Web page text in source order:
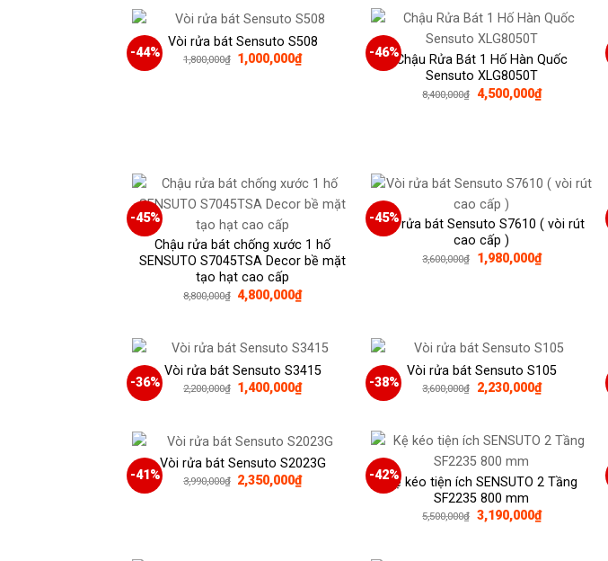
-44%
Vòi rửa bát Sensuto S508
1,800,000₫ Giá
gốc
1,000,000₫Giá
hiện
-46%Chậu Rửa Bát 1 Hố Hàn Quốc
Sensuto XLG8050T
8,400,000₫
Giá
gốc
4,500,000₫Giá
hiện
-45%
Chậu rửa bát chống xước 1 hố
SENSUTO S7045TSA Decor bề mặt
tạo hạt cao cấp
8,800,000₫ Giá
gốc
4,800,000₫Giá
hiện
4,800,000₫.
-45%
Vòi rửa bát Sensuto S7610 ( vòi rút
cao cấp )
3,600,000₫
Giá
gốc
1,980,000₫Giá
hiện
-36%
Vòi rửa bát Sensuto S3415
2,200,000₫ Giá
gốc
1,400,000₫Giá
hiện
1,400,000₫.
-38%
Vòi rửa bát Sensuto S105
3,600,000₫
Giá
gốc
2,230,000₫Giá
hiện
2,230,000₫.
-41%
Vòi rửa bát Sensuto S2023G
3,990,000₫ Giá
2,350,000₫Giá
-42%Kệ kéo tiện ích SENSUTO 2 Tầng
SF2235 800 mm
5,500,000₫ Giá
gốc
3,190,000₫Giá
hiện